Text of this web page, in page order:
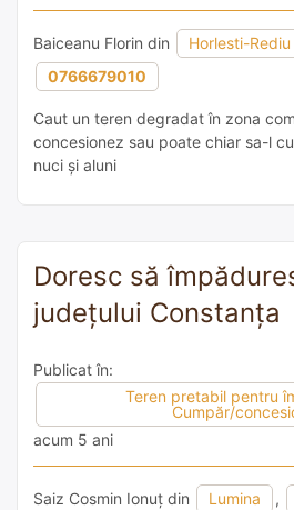
Baiceanu Florin din Horlesti-Rediu
0766679010
Caut un teren degradat în zona
concesionez sau poate chiar sa-l
nuci și aluni
Doresc să
județului Constanța
Publicat în:
Teren pretabil pentru
Cumpăr/
acum 5 ani
Saiz Cosmin Ionuț din Lumina ,